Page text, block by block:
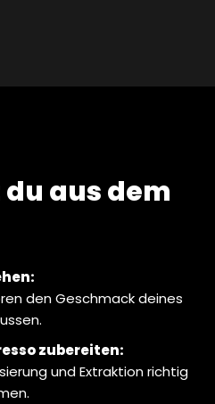
aus dem
den Geschmack deines
zubereiten:
und Extraktion richtig